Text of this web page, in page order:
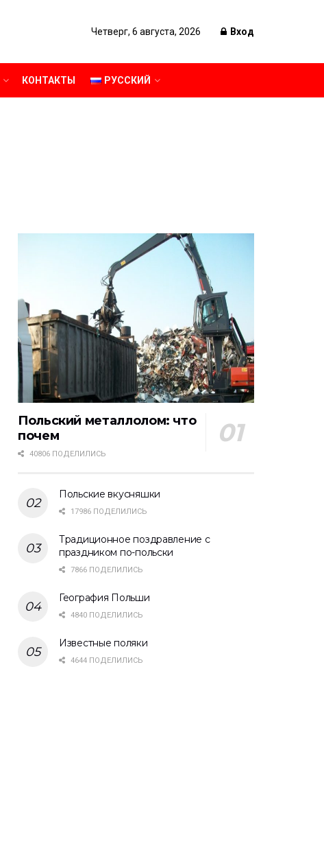
Четверг, 6 августа, 2026 Вход
КОНТАКТЫ РУССКИЙ
Польский металлолом: что
почем
40806 ПОДЕЛИЛИСЬ
Польские вкусняшки
17986 ПОДЕЛИЛИСЬ
Традиционное поздравление с
праздником по-польски
7866 ПОДЕЛИЛИСЬ
География Польши
4840 ПОДЕЛИЛИСЬ
Известные поляки
4644 ПОДЕЛИЛИСЬ